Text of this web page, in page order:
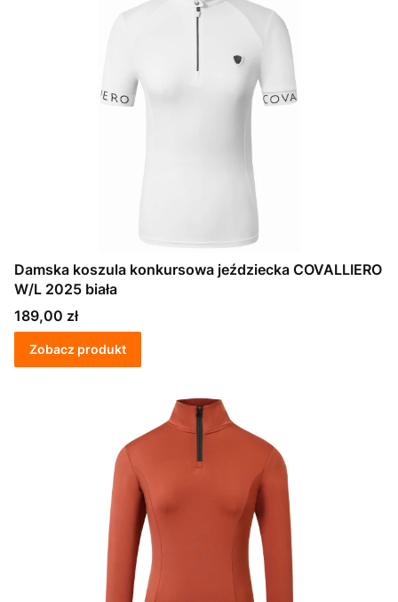
Damska koszula konkursowa jeździecka COVALLIERO
W/L 2025 biała
Cena
189,00 zł
Zobacz produkt